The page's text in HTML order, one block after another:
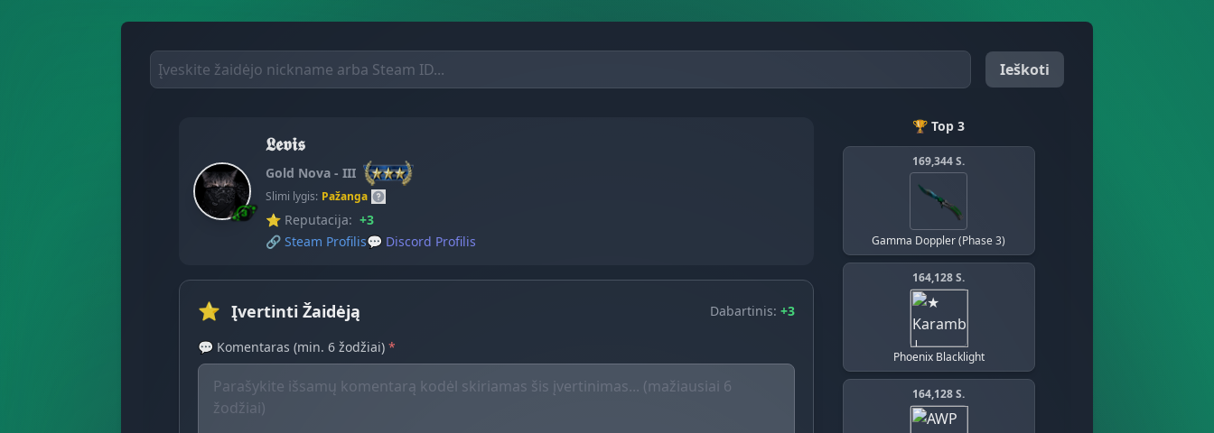
Ieškoti
𝕷𝖊𝖛𝖎𝖘
Gold Nova - III
Slimi lygis: Pažanga
⭐ Reputacija: +3
🔗 Steam Profilis💬 Discord Profilis
⭐ Įvertinti Žaidėją Dabartinis: +3
💬 Komentaras (min. 6 žodžiai)*
🏆 Top 3
169,344 S.
Gamma Doppler (Phase 3)
164,128 S.
Phoenix Blacklight
164,128 S.